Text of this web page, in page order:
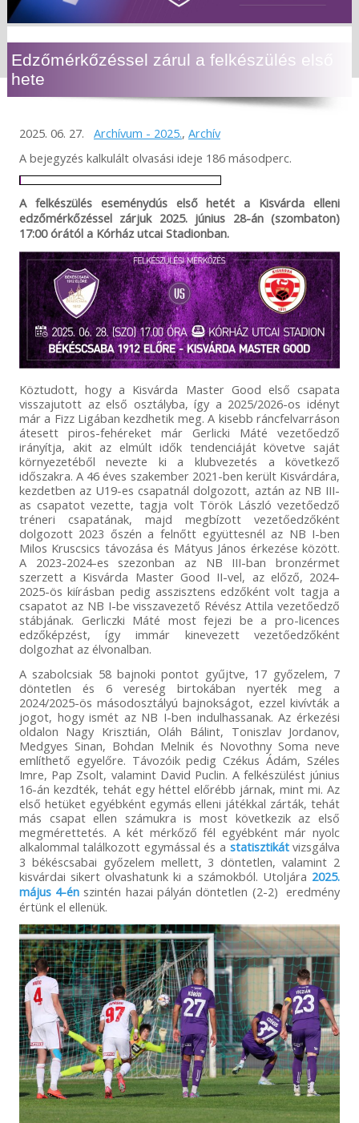
Edzőmérkőzéssel zárul a felkészülés első
hete
2025. 06. 27. Archívum - 2025., Archív
A bejegyzés kalkulált olvasási ideje 186 másodperc.
A felkészülés eseménydús első hetét a Kisvárda elleni
edzőmérkőzéssel zárjuk 2025. június 28-án (szombaton)
17:00 órától a Kórház utcai Stadionban.
Köztudott, hogy a Kisvárda Master Good első csapata
visszajutott az első osztályba, így a 2025/2026-os idényt
már a Fizz Ligában kezdhetik meg. A kisebb ráncfelvarráson
átesett piros-fehéreket már Gerlicki Máté vezetőedző
irányítja, akit az elmúlt idők tendenciáját követve saját
környezetéből nevezte ki a klubvezetés a következő
időszakra. A 46 éves szakember 2021-ben került Kisvárdára,
kezdetben az U19-es csapatnál dolgozott, aztán az NB III-
as csapatot vezette, tagja volt Török László vezetőedző
tréneri csapatának, majd megbízott vezetőedzőként
dolgozott 2023 őszén a felnőtt együttesnél az NB I-ben
Milos Kruscsics távozása és Mátyus János érkezése között.
A 2023-2024-es szezonban az NB III-ban bronzérmet
szerzett a Kisvárda Master Good II-vel, az előző, 2024-
2025-ös kiírásban pedig asszisztens edzőként volt tagja a
csapatot az NB I-be visszavezető Révész Attila vezetőedző
stábjának. Gerliczki Máté most fejezi be a pro-licences
edzőképzést, így immár kinevezett vezetőedzőként
dolgozhat az élvonalban.
A szabolcsiak 58 bajnoki pontot gyűjtve, 17 győzelem, 7
döntetlen és 6 vereség birtokában nyerték meg a
2024/2025-ös másodosztályú bajnokságot, ezzel kivívták a
jogot, hogy ismét az NB I-ben indulhassanak. Az érkezési
oldalon Nagy Krisztián, Oláh Bálint, Toniszlav Jordanov,
Medgyes Sinan, Bohdan Melnik és Novothny Soma neve
említhető egyelőre. Távozóik pedig Czékus Ádám, Széles
Imre, Pap Zsolt, valamint David Puclin. A felkészülést június
16-án kezdték, tehát egy héttel előrébb járnak, mint mi. Az
első hetüket egyébként egymás elleni játékkal zárták, tehát
más csapat ellen számukra is most következik az első
megmérettetés. A két mérkőző fél egyébként már nyolc
alkalommal találkozott egymással és a statisztikátvizsgálva
3 békéscsabai győzelem mellett, 3 döntetlen, valamint 2
kisvárdai sikert olvashatunk ki a számokból. Utoljára 2025.
május 4-én szintén hazai pályán döntetlen (2-2) eredmény
értünk el ellenük.